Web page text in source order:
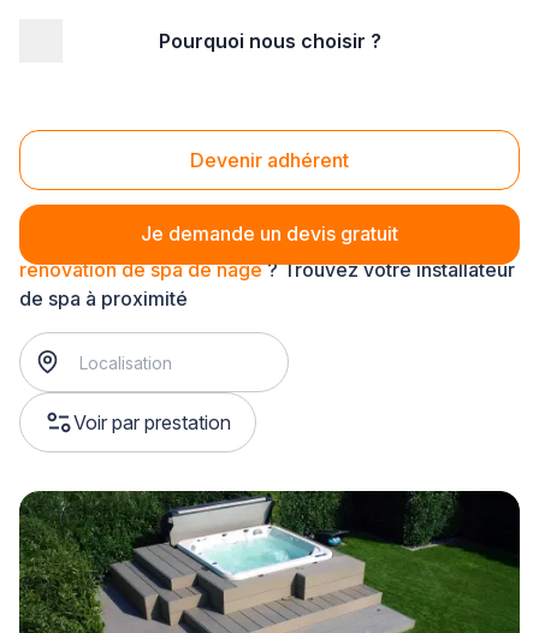
Pourquoi nous choisir ?
Devenir adhérent
Je demande un devis gratuit
Rénovation de spa de nage
rénovation de spa de nage? Trouvez votre installateur
de spa à proximité
Voir par prestation